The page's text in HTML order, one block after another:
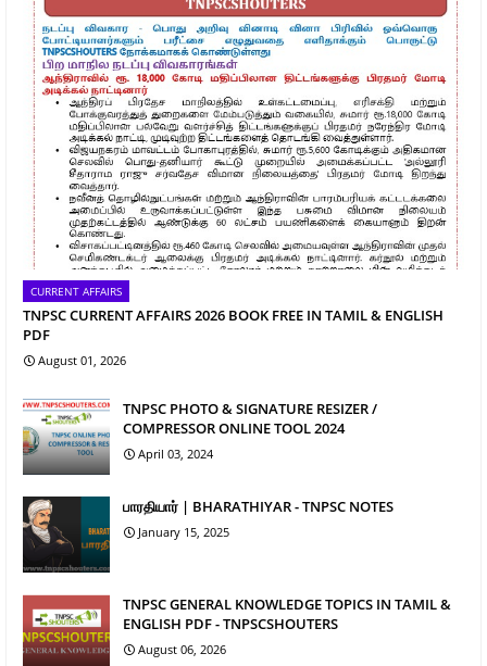
CURRENT AFFAIRS
TNPSC CURRENT AFFAIRS 2026 BOOK FREE IN TAMIL & ENGLISH
PDF
August 01, 2026
TNPSC PHOTO & SIGNATURE RESIZER /
COMPRESSOR ONLINE TOOL 2024
April 03, 2024
பாரதியார் | BHARATHIYAR - TNPSC NOTES
January 15, 2025
TNPSC GENERAL KNOWLEDGE TOPICS IN TAMIL &
ENGLISH PDF - TNPSCSHOUTERS
August 06, 2026